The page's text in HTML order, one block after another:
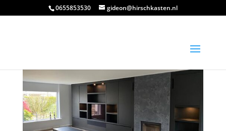
0655853530 gideon@hirschkasten.nl